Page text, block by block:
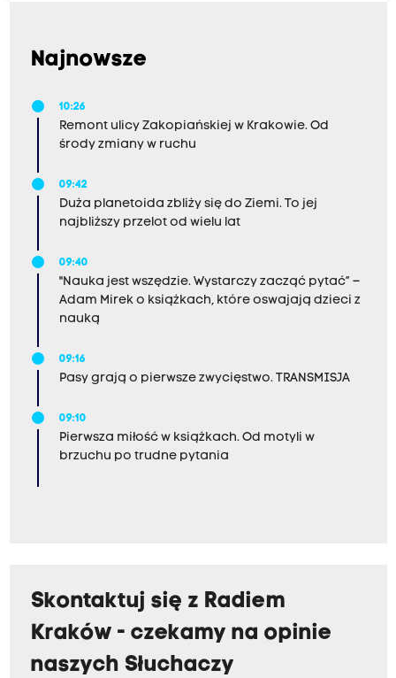
Najnowsze
10:26
Remont ulicy Zakopiańskiej w Krakowie. Od
środy zmiany w ruchu
09:42
Duża planetoida zbliży się do Ziemi. To jej
najbliższy przelot od wielu lat
09:40
"Nauka jest wszędzie. Wystarczy zacząć pytać” –
Adam Mirek o książkach, które oswajają dzieci z
nauką
09:16
Pasy grają o pierwsze zwycięstwo. TRANSMISJA
09:10
Pierwsza miłość w książkach. Od motyli w
brzuchu po trudne pytania
Skontaktuj się z Radiem
Kraków - czekamy na opinie
naszych Słuchaczy